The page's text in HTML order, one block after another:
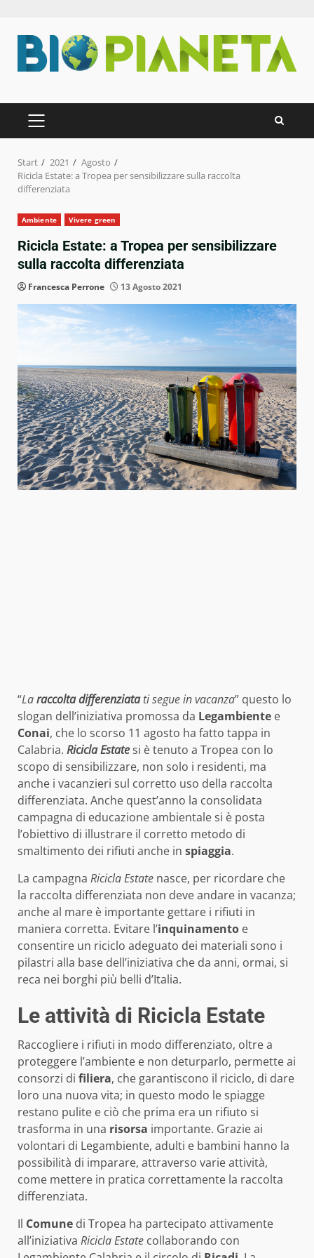
Inhalt
springen
PRIMÄRES
MENÜ
Start 2021
Agosto
Ricicla Estate: a Tropea per sensibilizzare sulla raccolta
differenziata
Ambiente Vivere green
Ricicla Estate: a Tropea per sensibilizzare
sulla raccolta differenziata
Francesca Perrone 13 Agosto 2021
“Laraccolta differenziatati segue in vacanza” questo lo
slogan dell’iniziativa promossa da Legambiente e
Conai, che lo scorso 11 agosto ha fatto tappa in
Calabria. Ricicla Estatesi è tenuto a Tropea con lo
scopo di sensibilizzare, non solo i residenti, ma
anche i vacanzieri sul corretto uso della raccolta
differenziata. Anche quest’anno la consolidata
campagna di educazione ambientale si è posta
l’obiettivo di illustrare il corretto metodo di
smaltimento dei rifiuti anche in spiaggia.
La campagna Ricicla Estate nasce, per ricordare che
la raccolta differenziata non deve andare in vacanza;
anche al mare è importante gettare i rifiuti in
maniera corretta. Evitare l’inquinamento e
consentire un riciclo adeguato dei materiali sono i
pilastri alla base dell’iniziativa che da anni, ormai, si
reca nei borghi più belli d’Italia.
Le attività di Ricicla Estate
Raccogliere i rifiuti in modo differenziato, oltre a
proteggere l’ambiente e non deturparlo, permette ai
consorzi di filiera, che garantiscono il riciclo, di dare
loro una nuova vita; in questo modo le spiagge
restano pulite e ciò che prima era un rifiuto si
trasforma in una risorsa importante. Grazie ai
volontari di Legambiente, adulti e bambini hanno la
possibilità di imparare, attraverso varie attività,
come mettere in pratica correttamente la raccolta
differenziata.
Il Comune di Tropea ha partecipato attivamente
all’iniziativa Ricicla Estate collaborando con